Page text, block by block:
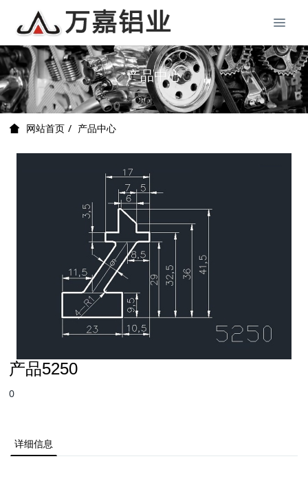
产品中心
网站首页 产品中心
产品5250
0
详细信息